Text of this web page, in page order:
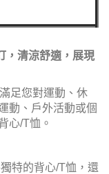
，清涼舒適，展現
足您對運動、休
動、戶外活動或個
心/T恤。
特的背心/T恤，還